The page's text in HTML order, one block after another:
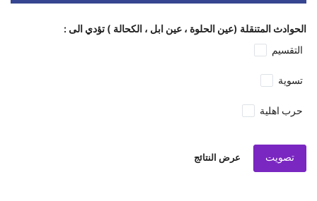
الحوادث المتنقلة (عين الحلوة ، عين ابل ، الكحالة ) تؤدي الى :
التقسيم
تسوية
حرب اهلية
تصويت عرض النتائج